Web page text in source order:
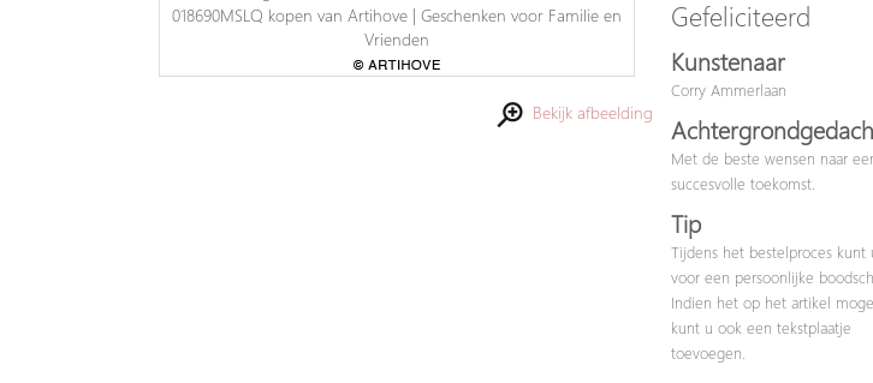
Bekijk afbeelding
Gefeliciteerd
Kunstenaar
Corry Ammerlaan
Met de beste wensen naar
succesvolle toekomst.
Tip
Tijdens het bestelproces kunt
voor een persoonlijke
Indien het op het artikel
kunt u ook een tekstplaatje
toevoegen.